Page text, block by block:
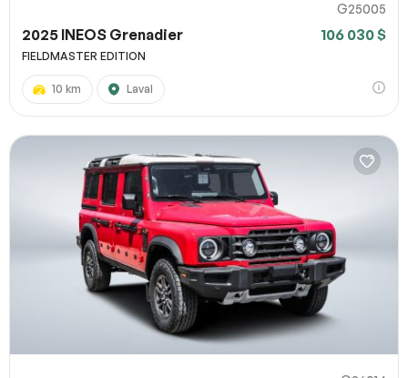
G25005
2025 INEOS Grenadier 106 030 $
FIELDMASTER EDITION
10 km Laval